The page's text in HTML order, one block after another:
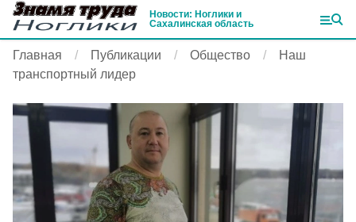
Новости: Ноглики и
Сахалинская область
Главная Публикации Общество
Наш
транспортный лидер